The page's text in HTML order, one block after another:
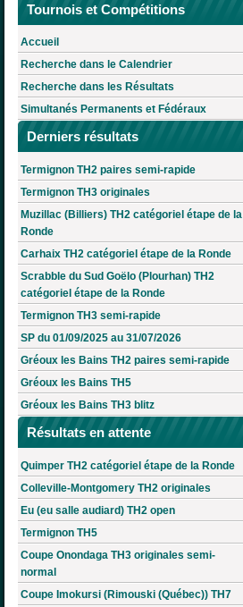
Tournois et Compétitions
Accueil
Recherche dans le Calendrier
Recherche dans les Résultats
Simultanés Permanents et Fédéraux
Derniers résultats
Termignon TH2 paires semi-rapide
Termignon TH3 originales
Muzillac (Billiers) TH2 catégoriel étape de la
Ronde
Carhaix TH2 catégoriel étape de la Ronde
Scrabble du Sud Goëlo (Plourhan) TH2
catégoriel étape de la Ronde
Termignon TH3 semi-rapide
SP du 01/09/2025 au 31/07/2026
Gréoux les Bains TH2 paires semi-rapide
Gréoux les Bains TH5
Gréoux les Bains TH3 blitz
Résultats en attente
Quimper TH2 catégoriel étape de la Ronde
Colleville-Montgomery TH2 originales
Eu (eu salle audiard) TH2 open
Termignon TH5
Coupe Onondaga TH3 originales semi-
normal
Coupe Imokursi (Rimouski (Québec)) TH7